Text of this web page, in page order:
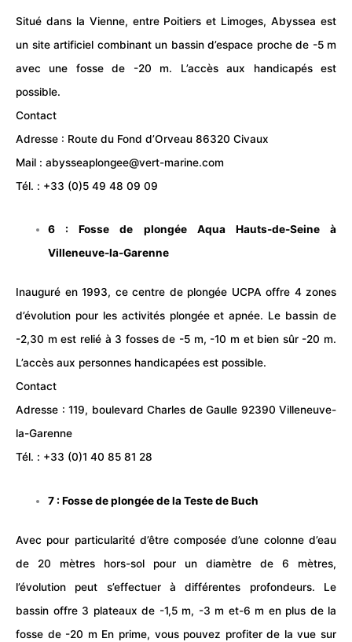
Situé dans la Vienne, entre Poitiers et Limoges, Abyssea est
un site artificiel combinant un bassin d’espace proche de -5 m
avec une fosse de -20 m. L’accès aux handicapés est
possible.
Contact
Adresse : Route du Fond d’Orveau 86320 Civaux
Mail : abysseaplongee@vert-marine.com
Tél. : +33 (0)5 49 48 09 09
6 : Fosse de plongée Aqua Hauts-de-Seineà
Villeneuve-la-Garenne
Inauguré en 1993, ce centre de plongée UCPA offre 4 zones
d’évolution pour les activités plongée et apnée. Le bassin de
-2,30 m est relié à 3 fosses de -5 m, -10 m et bien sûr -20 m.
L’accès aux personnes handicapées est possible.
Contact
Adresse : 119, boulevard Charles de Gaulle 92390 Villeneuve-
la-Garenne
Tél. : +33 (0)1 40 85 81 28
7 : Fosse de plongée de laTeste de Buch
Avec pour particularité d’être composée d’une colonne d’eau
de 20 mètres hors-sol pour un diamètre de 6 mètres,
l’évolution peut s’effectuer à différentes profondeurs. Le
bassin offre 3 plateaux de -1,5 m, -3 m et-6 m en plus de la
fosse de -20 m En prime, vous pouvez profiter de la vue sur